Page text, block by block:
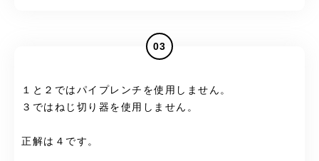
03
１と２ではパイプレンチを使用しません。
３ではねじ切り器を使用しません。
正解は４です。